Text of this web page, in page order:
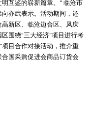
互鉴的崭新篇章。” 临沧市
亦武表示。活动期间，还
新区、临沧边合区、凤庆
围绕“三大经济”项目进行考
项目合作对接活动，推介重
国采购促进会商品订货会